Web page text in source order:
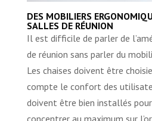
DES MOBILIERS
SALLES DE RÉUNION
Il est difficile de parler de
de réunion sans parler du
Les chaises doivent être
compte le confort des
doivent être bien installés pour